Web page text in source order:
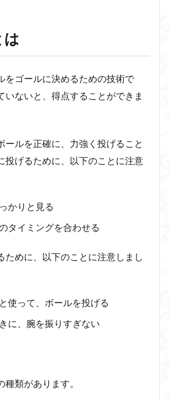
は
をゴールに決めるための技術で
いないと、得点することができま
ールを正確に、力強く投げること
投げるために、以下のことに注意
かりと見る
タイミングを合わせる
ために、以下のことに注意しまし
使って、ボールを投げる
に、腕を振りすぎない
類があります。